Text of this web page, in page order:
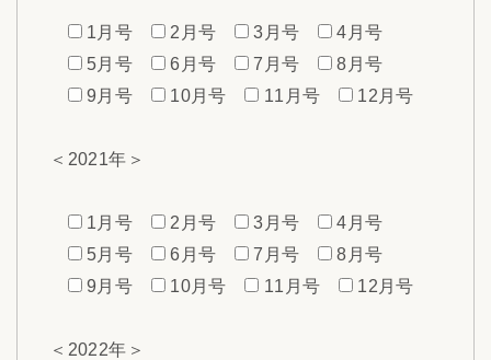
1月号 2月号 3月号
4月号
5月号
6月号 7月号
8月号
9月号
10月号 11月号 12月号
＜2021年＞
1月号 2月号 3月号
4月号
5月号
6月号 7月号
8月号
9月号
10月号 11月号 12月号
＜2022年＞